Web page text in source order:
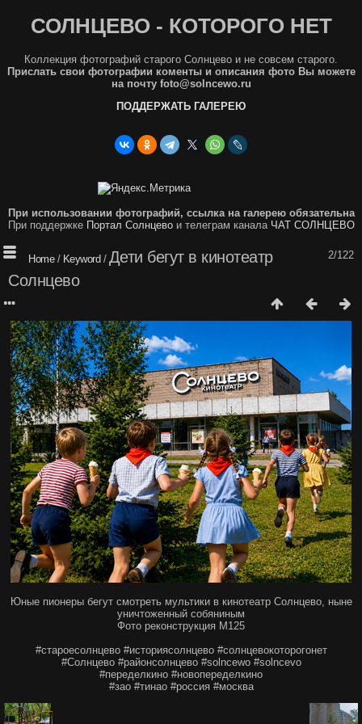
СОЛНЦЕВО - КОТОРОГО НЕТ
Коллекция фотографий старого Солнцево и не совсем старого.
Прислать свои фотографии коменты и описания фото Вы можете
на почту foto@solncewo.ru
ПОДДЕРЖАТЬ ГАЛЕРЕЮ
При использовании фотографий, ссылка на галерею обязательна
При поддержке Портал Солнцевои телеграм канала ЧАТ СОЛНЦЕВО
2/122
Home/ Keyword / Дети бегут в кинотеатр
Солнцево
Юные пионеры бегут смотреть мультики в кинотеатр Солнцево, ныне
уничтоженный собяниным
Фото реконструкция М125
#староесолнцево #историясолнцево #солнцевокоторогонет
#Солнцево #районсолнцево #solncewo #solncevo
#переделкино #новопеределкино
#зао #тинао #россия #москва